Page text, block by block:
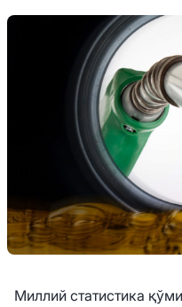
Миллий статистика